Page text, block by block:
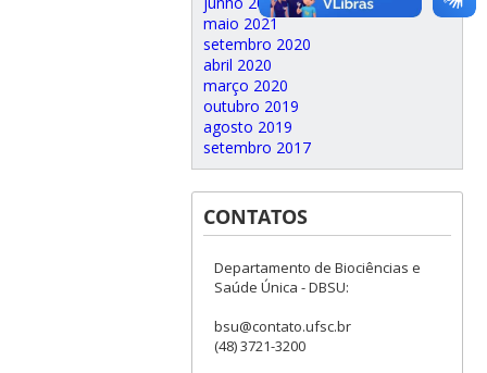
maio 2021
setembro 2020
abril 2020
março 2020
outubro 2019
agosto 2019
setembro 2017
CONTATOS
Departamento de Biociências e
Saúde Única - DBSU:
bsu@contato.ufsc.br
(48) 3721-3200